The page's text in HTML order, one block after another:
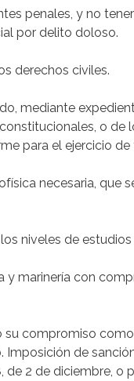
penales, y no
por delito doloso.
derechos civiles.
mediante
o
para el ejercicio
necesaria, que
niveles de
y marinería con
su compromiso
de
2 de diciembre, o